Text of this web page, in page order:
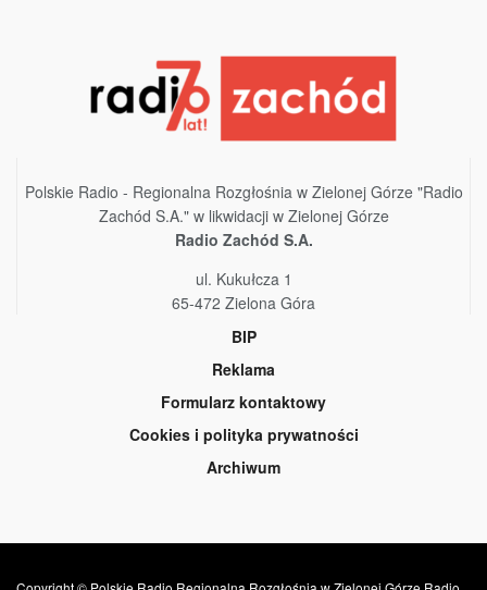
Polskie Radio - Regionalna Rozgłośnia w Zielonej Górze "Radio
Zachód S.A." w likwidacji w Zielonej Górze
Radio Zachód S.A.
ul. Kukułcza 1
65-472 Zielona Góra
BIP
Reklama
Formularz kontaktowy
Cookies i polityka prywatności
Archiwum